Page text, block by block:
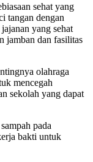
sehat yang
tangan dengan
yang sehat
jamban dan fasilitas
olahraga
mencegah
sekolah yang dapat
pada
bakti untuk